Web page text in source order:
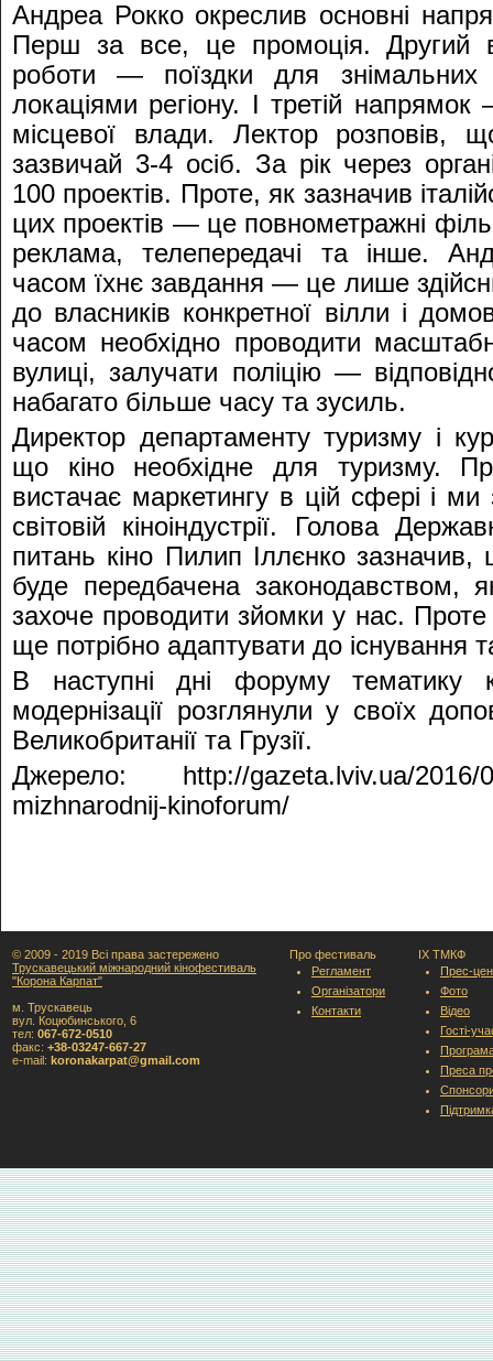
Андреа Рокко окреслив основні
Перш за все, це промоція. Другий
роботи — поїздки для
локаціями регіону. І третій
місцевої влади. Лектор розповів,
зазвичай 3-4 осіб. За рік через
100 проектів. Проте, як зазначив
цих проектів — це повнометражні
реклама, телепередачі та інше.
часом їхнє завдання — це лише
до власників конкретної вілли і
часом необхідно проводити
вулиці, залучати поліцію —
набагато більше часу та зусиль.
Директор департаменту туризму і
що кіно необхідне для туризму.
вистачає маркетингу в цій сфері і
світовій кіноіндустрії. Голова
питань кіно Пилип Іллєнко зазначив,
буде передбачена законодавством,
захоче проводити зйомки у нас. Проте
ще потрібно адаптувати до існування
В наступні дні форуму тематику
модернізації розглянули у своїх
Великобританії та Грузії.
Джерело: http://gazeta.lviv.ua/2016/
mizhnarodnij-kinoforum/
© 2009 - 2019 Всі права застережено
Трускавецький міжнародний кінофестиваль
"Корона Карпат"
м. Трускавець
вул. Коцюбинського, 6
тел: 067-672-0510
факс: +38-03247-667-27
e-mail: koronakarpat@gmail.com
Про фестиваль
Регламент
Організатори
Контакти
IX ТМКФ
Прес-
Фото
Відео
Гості-
Преса